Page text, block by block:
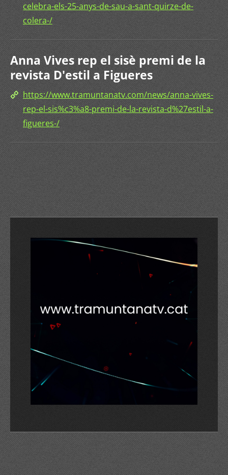
celebra-els-25-anys-de-sau-a-sant-quirze-de-
colera-/
Anna Vives rep el sisè premi de la
revista D'estil a Figueres
https://www.tramuntanatv.com/news/anna-vives-
rep-el-sis%c3%a8-premi-de-la-revista-d%27estil-a-
figueres-/